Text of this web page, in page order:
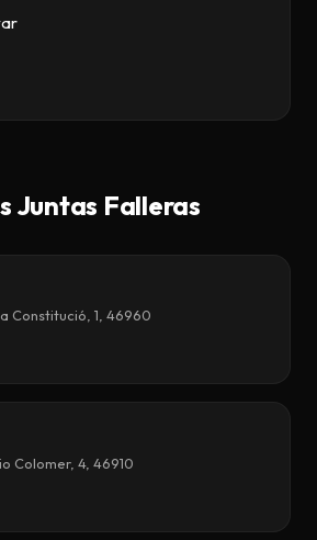
Juntas Falleras
Constitució, 1, 46960
Colomer, 4, 46910